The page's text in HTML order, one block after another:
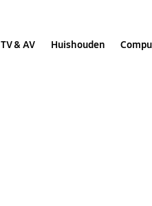
TV & AV Huishouden